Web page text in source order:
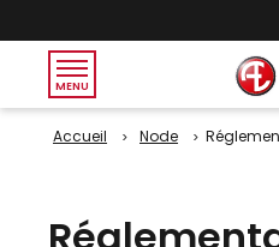
MENU
Accueil Node